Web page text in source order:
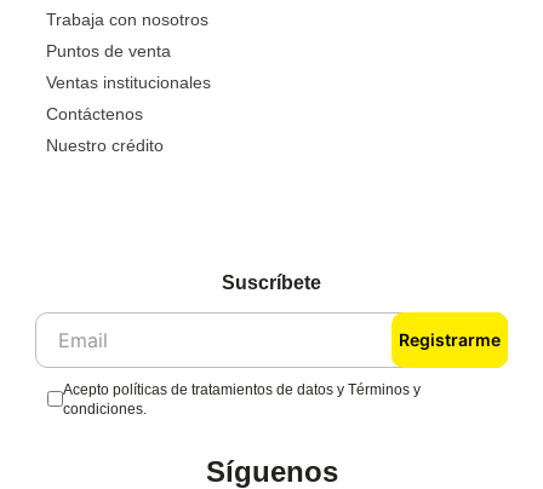
Trabaja con nosotros
Puntos de venta
Ventas institucionales
Contáctenos
Nuestro crédito
Suscríbete
Registrarme
Acepto políticas de tratamientos de datos y Términos y
condiciones.
Síguenos